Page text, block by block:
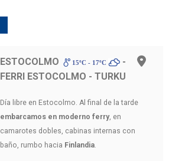
ESTOCOLMO 15ºC - 17ºC
-
FERRI ESTOCOLMO - TURKU
Día libre en Estocolmo. Al final de la tarde
embarcamos en moderno ferry, en
camarotes dobles, cabinas internas con
baño, rumbo hacia Finlandia.